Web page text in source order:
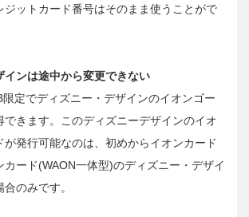
ジットカード番号はそのまま使うことがで
インは途中から変更できない
限定でディズニー・デザインのイオンゴー
できます。このディズニーデザインのイオ
が発行可能なのは、初めからイオンカード
カード(WAON一体型)のディズニー・デザイ
のみです。